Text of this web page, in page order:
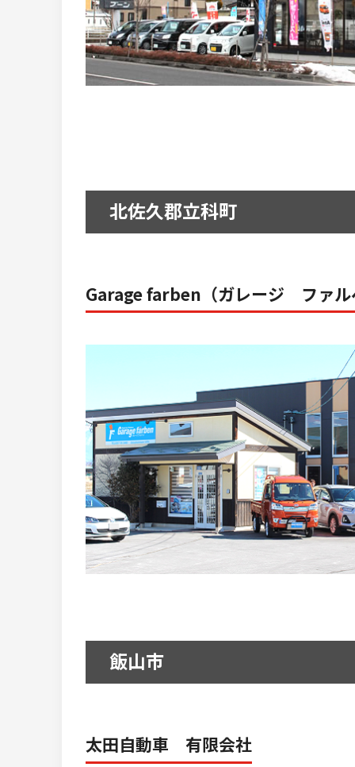
北佐久郡立科町
Garage farben（ガレージ ファル
飯山市
太田自動車 有限会社